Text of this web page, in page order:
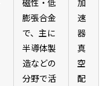
膨張合金
で、主に
半導体製
造などの
分野で活
速
器
真
空
配